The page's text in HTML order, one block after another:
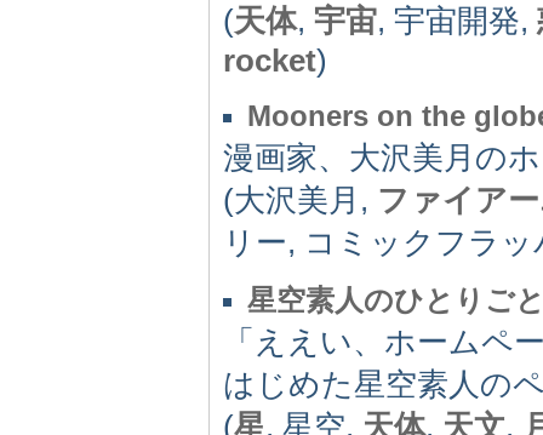
(天体, 宇宙, 宇宙開発,
rocket)
Mooners on the
漫画家、大沢美月の
(大沢美月, ファイア
リー, コミックフラ
星空素人のひとりご
「ええい、ホームペ
はじめた星空素人の
(星, 星空, 天体, 天文,